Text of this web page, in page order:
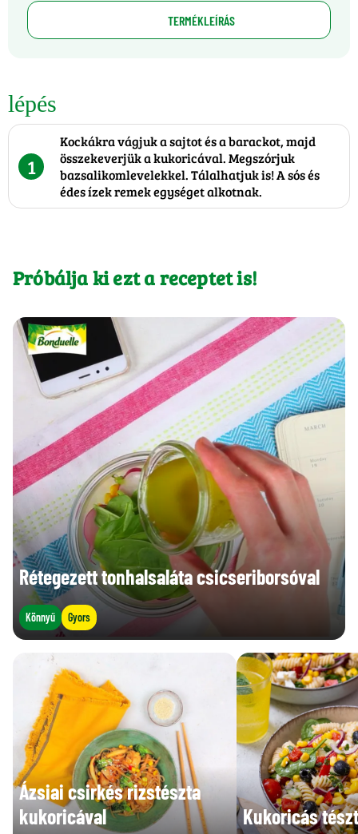
TERMÉKLEÍRÁS
lépés
1
Kockákra vágjuk a sajtot és a barackot, majd
összekeverjük a kukoricával. Megszórjuk
bazsalikomlevelekkel. Tálalhatjuk is! A sós és
édes ízek remek egységet alkotnak.
Próbálja ki ezt a receptet is!
Rétegezett tonhalsaláta csicseriborsóval
Könnyű Gyors
Ázsiai csirkés rizstészta
kukoricával
Kukoricás